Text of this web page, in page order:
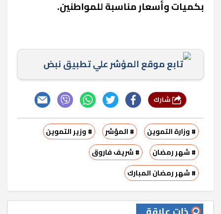
بكميات وأسعار مناسبة للمواطنين.
تابع موقع المؤشر علي تطبيق نبض
# وزارة التموين # المؤشر
# وزير التموين
# شهر رمضان
# شريف فاروق
# شهر رمضان المبارك